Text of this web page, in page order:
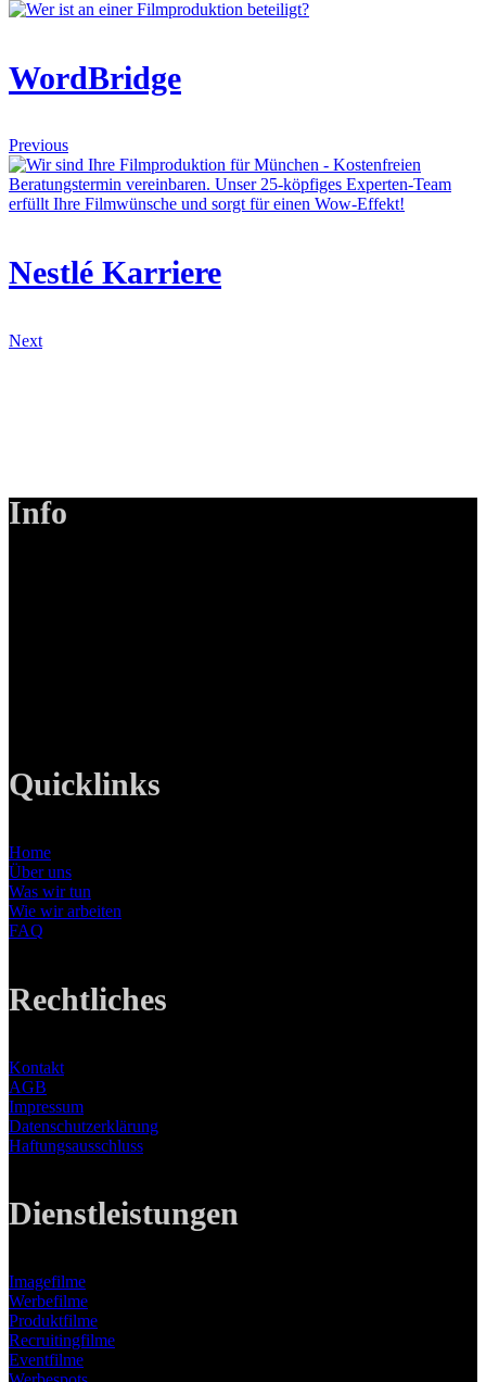
WordBridge
Previous
Nestlé Karriere
Next
Info
Quicklinks
Home
Über uns
Was wir tun
Wie wir arbeiten
FAQ
Rechtliches
Kontakt
AGB
Impressum
Datenschutzerklärung
Haftungsausschluss
Dienstleistungen
Imagefilme
Werbefilme
Produktfilme
Recruitingfilme
Eventfilme